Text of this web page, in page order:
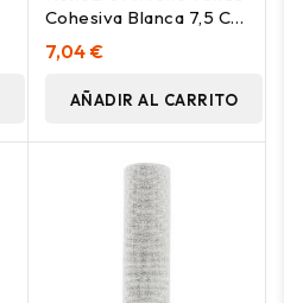
Cohesiva Blanca 7,5 Cm
X 3 M, 1 Ud
7,04 €
AÑADIR AL CARRITO